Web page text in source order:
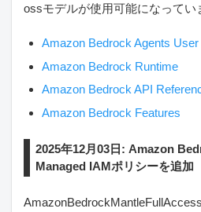
ossモデルが使用可能になってい
Amazon Bedrock Agents User
Amazon Bedrock Runtime
Amazon Bedrock API
Amazon Bedrock Features
2025年12月03日: Amazon
Managed IAMポリシーを追加
AmazonBedrockMantleFullAccess